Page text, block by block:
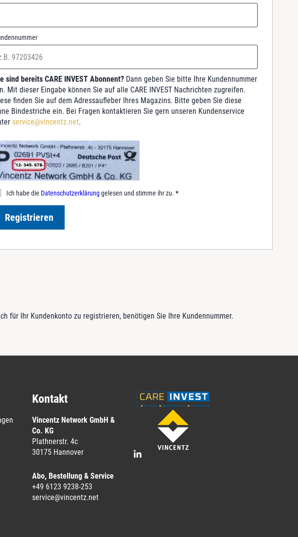
sind bereits CARE INVEST Abonnent? Dann geben Sie bitte Ihre Kundennummer
Mit dieser Eingabe können Sie auf alle CARE INVEST Nachrichten zugreifen.
finden Sie auf dem Adressaufleber Ihres Magazins. Bitte geben Sie diese
Bindestriche ein. Bei Fragen kontaktieren Sie gern unseren Kundenservice
service@vincentz.net.
Ich habe die Datenschutzerklärung gelesen und stimme ihr zu. *
Registrieren
für Ihr Kundenkonto zu registrieren, benötigen Sie Ihre Kundennummer.
Kontakt
Vincentz Network GmbH &
Co. KG
Plathnerstr. 4c
30175 Hannover
Abo, Bestellung & Service
+49 6123 9238-253
service@vincentz.net